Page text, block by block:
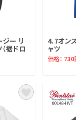
ジー リ
裾ドロ
4.7オン
ャツ
価格： 730